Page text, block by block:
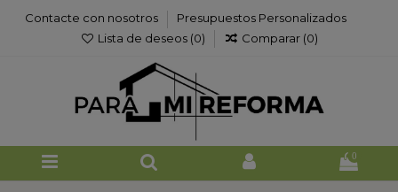
Contacte con nosotros
Presupuestos Personalizados
Lista de deseos (0) Comparar (0)
0